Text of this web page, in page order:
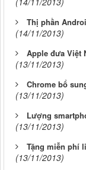
Thị phần
(14/11/2013)
Apple đưa Việt
(13/11/2013)
Chrome bổ
(13/11/2013)
Lượng
(13/11/2013)
Tặng miễn phí
(13/11/2013)